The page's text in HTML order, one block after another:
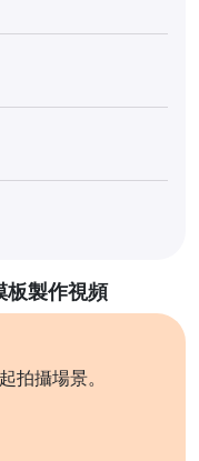
製作視頻
拍攝場景。